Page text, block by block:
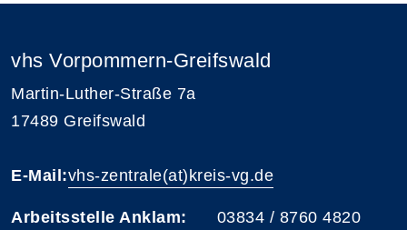
vhs Vorpommern-Greifswald
Martin-Luther-Straße 7a
17489 Greifswald
E-Mail:vhs-zentrale(at)kreis-vg.de
Arbeitsstelle Anklam: 03834 / 8760 4820